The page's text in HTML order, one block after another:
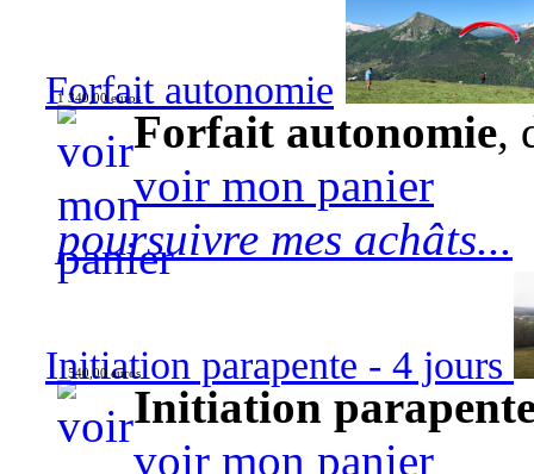
Forfait autonomie
1 340,00 euros
Forfait autonomie,
voir mon panier
poursuivre mes achâts...
Initiation parapente - 4 jours
540,00 euros
Initiation
voir mon panier